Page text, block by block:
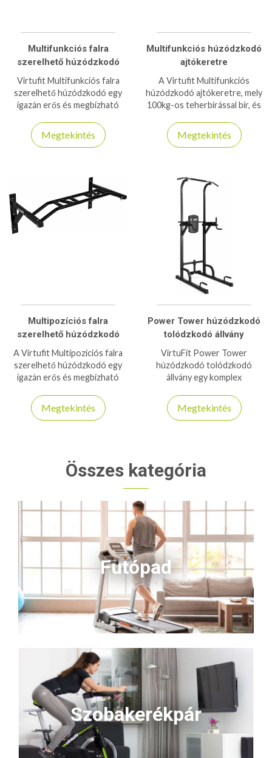
Multifunkciós falra
szerelhető húzódzkodó
Virtufit Multifunkciós falra
szerelhető húzódzkodó egy
igazán erős és megbízható
<strong>350kg-os
teherbírás</strong>sal
Megtekintés
Multifunkciós húzódzkodó
ajtókeretre
A Virtufit Multifunkciós
húzódzkodó ajtókeretre, mely
100kg-os teherbírással bír, és
Megtekintés
Multipozíciós falra
szerelhető húzódzkodó
A Virtufit Multipozíciós falra
szerelhető húzódzkodó egy
igazán erős és megbízható
180kg-os teherbírással
rendelkezik!
Megtekintés
Power Tower húzódzkodó
tolódzkodó állvány
VirtuFit Power Tower
húzódzkodó tolódzkodó
állvány egy komplex
felsőtest szabadsúlyos
edzéséhez!
Megtekintés
Összes kategória
Futópad
Szobakerékpár